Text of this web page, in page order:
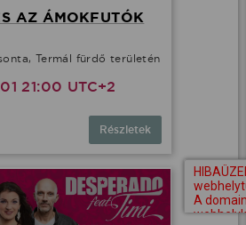
AZ ÁMOKFUTÓK
Termál fürdő területén
21:00 UTC+2
Részletek